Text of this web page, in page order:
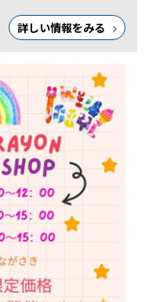
詳しい情報をみる